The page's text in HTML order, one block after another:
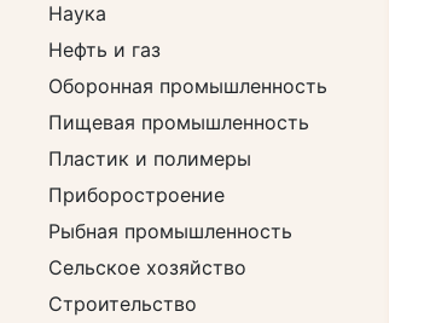
Наука
Нефть и газ
Оборонная промышленность
Пищевая промышленность
Пластик и полимеры
Приборостроение
Рыбная промышленность
Сельское хозяйство
Строительство